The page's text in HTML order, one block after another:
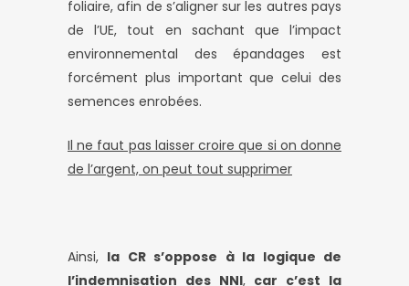
foliaire, afin de s’aligner sur les autres pays
de l’UE, tout en sachant que l’impact
environnemental des épandages est
forcément plus important que celui des
semences enrobées.
Il ne faut pas laisser croire que si on donne
de l’argent, on peut tout supprimer
Ainsi, la CR s’oppose à la logique de
l’indemnisation des NNI, car c’est la